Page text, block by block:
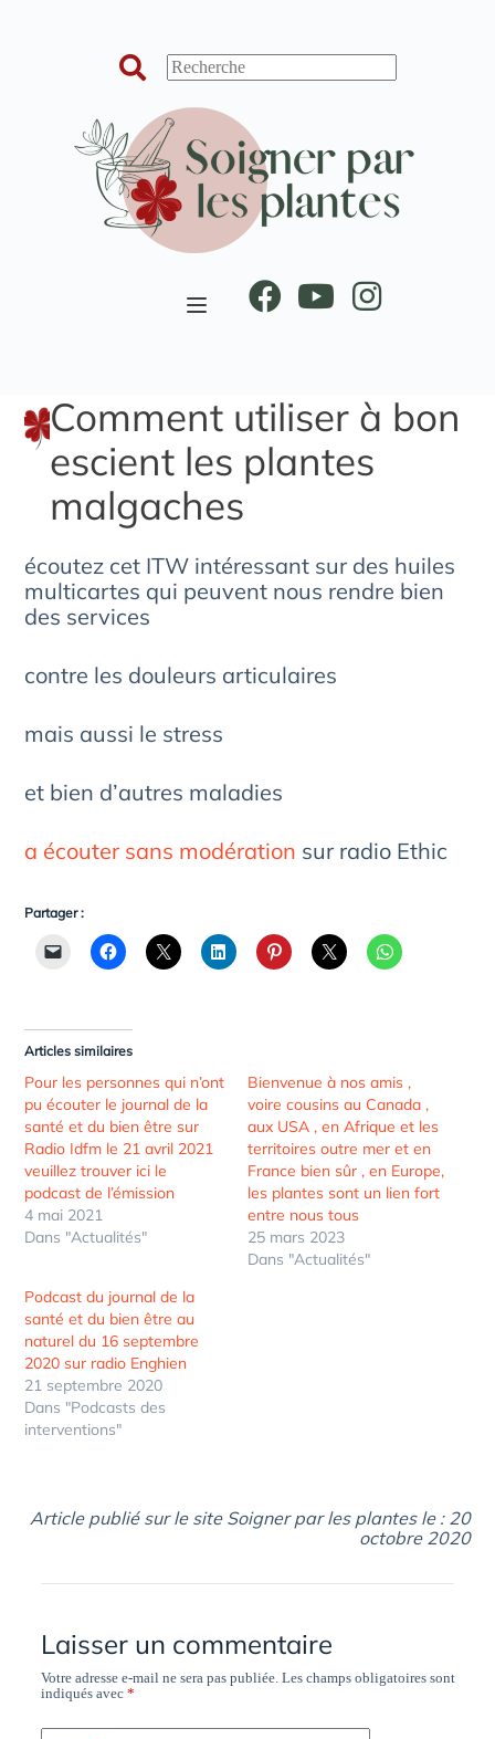
Comment utiliser à bon
escient les plantes
malgaches
écoutez cet ITW intéressant sur des huiles
multicartes qui peuvent nous rendre bien
des services
contre les douleurs articulaires
mais aussi le stress
et bien d’autres maladies
a écouter sans modération sur radio Ethic
Partager :
Articles similaires
Pour les personnes qui n’ont
pu écouter le journal de la
santé et du bien être sur
Radio Idfm le 21 avril 2021
veuillez trouver ici le
podcast de l’émission
4 mai 2021
Dans "Actualités"
Bienvenue à nos amis ,
voire cousins au Canada ,
aux USA , en Afrique et les
territoires outre mer et en
France bien sûr , en Europe,
les plantes sont un lien fort
entre nous tous
25 mars 2023
Dans "Actualités"
Podcast du journal de la
santé et du bien être au
naturel du 16 septembre
2020 sur radio Enghien
21 septembre 2020
Dans "Podcasts des
interventions"
Article publié sur le site Soigner par les plantes le : 20
octobre 2020
Laisser un commentaire
Votre adresse e-mail ne sera pas publiée. Les champs obligatoires sont
indiqués avec*